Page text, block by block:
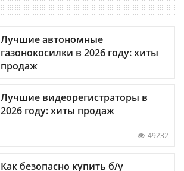
Лучшие автономные
газонокосилки в 2026 году: хиты
продаж
Лучшие видеорегистраторы в
2026 году: хиты продаж
49232
Как безопасно купить б/у